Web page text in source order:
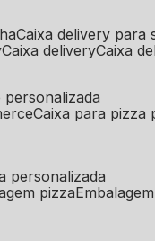
caixa delivery para
caixa delivery caixa
personalizada
caixa para pizza
personalizada
pizza